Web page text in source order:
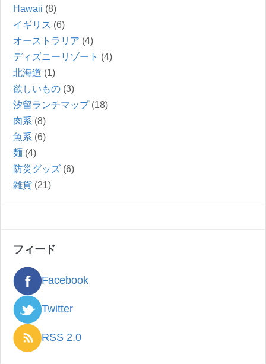
Hawaii (8)
イギリス (6)
オーストラリア (4)
ディズニーリゾート (4)
北海道 (1)
欲しいもの (3)
汐留ランチマップ(18)
肉系 (8)
魚系 (6)
麺 (4)
防災グッズ (6)
雑貨 (21)
フィード
Facebook
Twitter
RSS 2.0